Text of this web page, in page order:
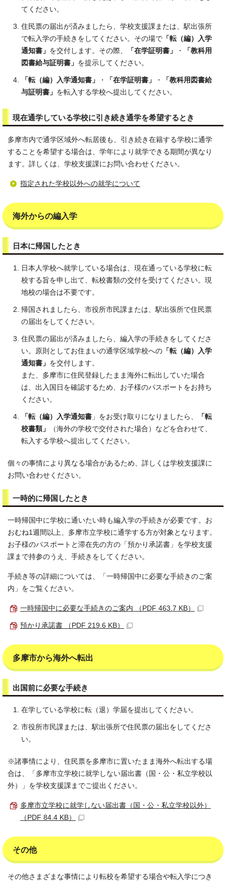
てください。
住民票の届出が済みましたら、学校支援課または、駅出張所
で転入学の手続きをしてください。その場で 「転（編）入学
通知書」 を交付します。その際、 「在学証明書」 ・
「教科用
図書給与証明書」 を提示してください。
「転（編）入学通知書」 ・ 「在学証明書」 ・
「教科用図書給
与証明書」 を転入する学校へ提出してください。
現在通学している学校に引き続き通学を希望するとき
多摩市内で通学区域外へ転居後も、引き続き在籍する学校に通学
することを希望する場合は、学年により就学できる期間が異なり
ます。詳しくは、学校支援課にお問い合わせください。
指定された学校以外への就学について
海外からの編入学
日本に帰国したとき
日本人学校へ就学している場合は、現在通っている学校に転
校する旨を申し出て、転校書類の交付を受けてください。現
地校の場合は不要です。
帰国されましたら、市役所市民課または、駅出張所で住民票
の届出をしてください。
住民票の届出が済みましたら、編入学の手続きをしてくださ
い。原則としてお住まいの通学区域学校への 「転（編）入学
通知書」 を交付します。
また、多摩市に住民登録したまま海外に転出していた場合
は、出入国日を確認するため、お子様のパスポートをお持ち
ください。
「転（編）入学通知書 」をお受け取りになりましたら、
「転
校書類」
（海外の学校で交付された場合）などを合わせて、
転入する学校へ提出してください。
個々の事情により異なる場合があるため、詳しくは学校支援課に
お問い合わせください。
一時的に帰国したとき
一時帰国中に学校に通いたい時も編入学の手続きが必要です。お
おむね1週間以上、多摩市立学校に通学する方が対象となります。
お子様のパスポートと滞在先の方の「預かり承諾書」を学校支援
課まで持参のうえ、手続きをしてください。
手続き等の詳細については、「一時帰国中に必要な手続きのご案
内」をご覧ください。
一時帰国中に必要な手続きのご案内 （PDF 463.7 KB）
預かり承諾書 （PDF 219.6 KB）
多摩市から海外へ転出
出国前に必要な手続き
在学している学校に転（退）学届を提出してください。
市役所市民課または、駅出張所で住民票の届出をしてくださ
い。
※諸事情により、住民票を多摩市に置いたまま海外へ転出する場
合は、「多摩市立学校に就学しない届出書（国・公・私立学校以
外）」を学校支援課までご提出ください。
多摩市立学校に就学しない届出書（国・公・私立学校以外）
（PDF 84.4 KB）
その他
その他さまざまな事情により転校を希望する場合や転入学につき